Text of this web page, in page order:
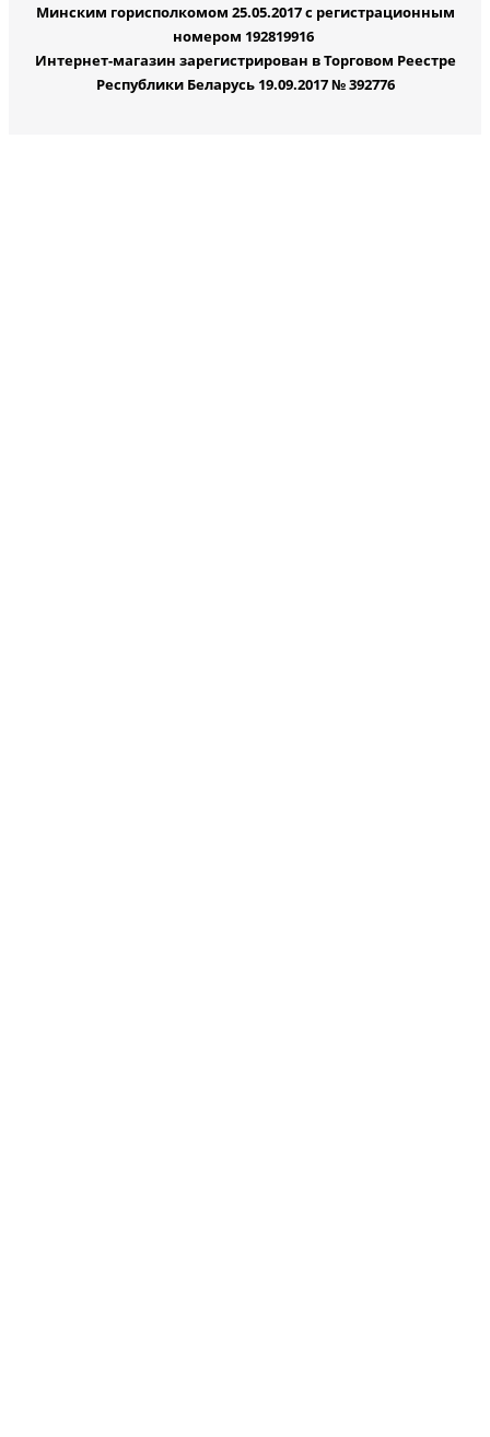
Минским горисполкомом 25.05.2017 с регистрационным
номером 192819916
Интернет-магазин зарегистрирован в Торговом Реестре
Республики Беларусь 19.09.2017 № 392776